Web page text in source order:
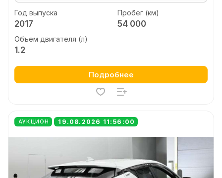
Год выпуска
2017
Пробег (км)
54 000
Объем двигателя (л)
1.2
Подробнее
АУКЦИОН 19.08.2026 11:56:00